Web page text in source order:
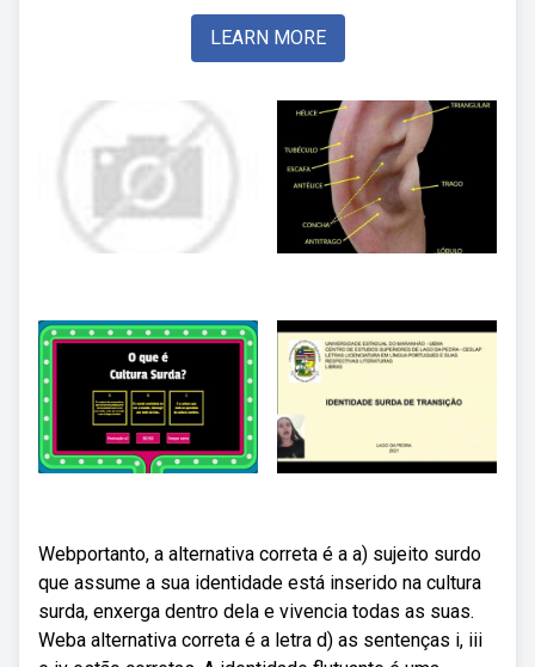
LEARN MORE
Webportanto, a alternativa correta é a a) sujeito surdo
que assume a sua identidade está inserido na cultura
surda, enxerga dentro dela e vivencia todas as suas.
Weba alternativa correta é a letra d) as sentenças i, iii